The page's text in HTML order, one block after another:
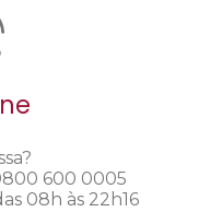
600 0005
08h às 22h16